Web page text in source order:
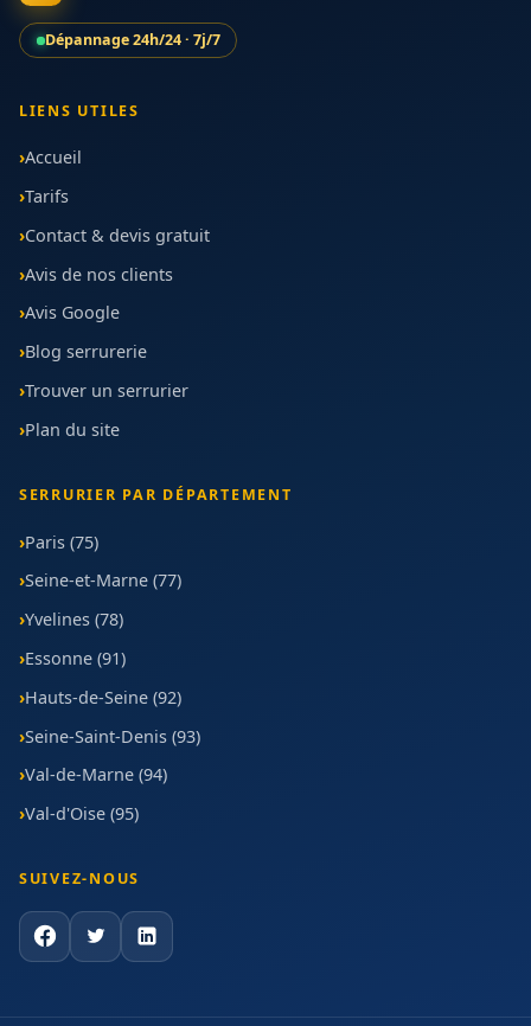
Dépannage 24h/24 · 7j/7
LIENS UTILES
Accueil
Tarifs
Contact & devis gratuit
Avis de nos clients
Avis Google
Blog serrurerie
Trouver un serrurier
Plan du site
SERRURIER PAR DÉPARTEMENT
Paris (75)
Seine-et-Marne (77)
Yvelines (78)
Essonne (91)
Hauts-de-Seine (92)
Seine-Saint-Denis (93)
Val-de-Marne (94)
Val-d'Oise (95)
SUIVEZ-NOUS